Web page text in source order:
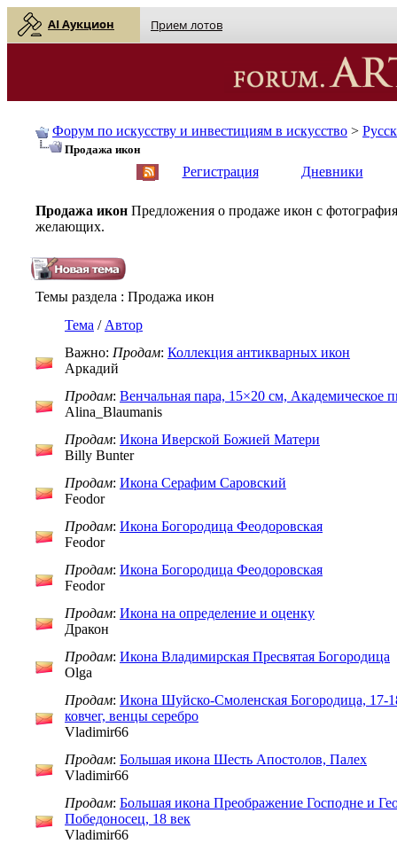
AI Аукцион Прием лотов
Форум по искусству и инвестициям в искусство >
Продажа икон
Регистрация Дневники
Продажа икон Предложения о продаже икон с
желающих.
Темы раздела : Продажа икон
Тема / Автор
Важно: Продам: Коллекция антикварных икон
Аркадий
Продам: Венчальная пара, 15×20 см, Академическое
Alina_Blaumanis
Продам: Икона Иверской Божией Матери
Billy Bunter
Продам: Икона Серафим Саровский
Feodor
Продам: Икона Богородица Феодоровская
Feodor
Продам: Икона Богородица Феодоровская
Feodor
Продам: Икона на определение и оценку
Дракон
Продам: Икона Владимирская Пресвятая Богородица
Olga
Продам: Икона Шуйско-Смоленская Богородица, 17-
ковчег, венцы серебро
Vladimir66
Продам: Большая икона Шесть Апостолов, Палех
Vladimir66
Продам: Большая икона Преображение Господне и
Победоносец, 18 век
Vladimir66